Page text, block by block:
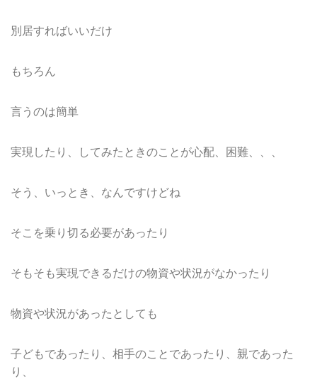
別居すればいいだけ
もちろん
言うのは簡単
実現したり、してみたときのことが心配、困難、、、
そう、いっとき、なんですけどね
そこを乗り切る必要があったり
そもそも実現できるだけの物資や状況がなかったり
物資や状況があったとしても
子どもであったり、相手のことであったり、親であった
り、